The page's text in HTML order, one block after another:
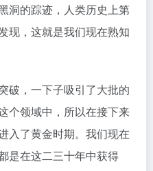
洞的踪迹，人类历史上第
现，这就是我们现在熟知
，一下子吸引了大批的
个领域中，所以在接下来
入了黄金时期。我们现在
是在这二三十年中获得